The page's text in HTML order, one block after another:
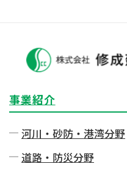
事業紹介
河川・砂防・港湾分野
道路・防災分野